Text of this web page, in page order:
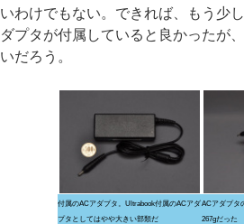
いわけでもない。できれば、もう少
ダプタが付属していると良かったが
いだろう。
付属のACアダプタ。Ultrabook付属のACアダ
プタとしてはやや大きい部類だ
ACアダプタ
267gだった